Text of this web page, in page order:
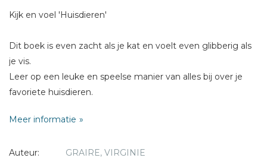
Kijk en voel 'Huisdieren'
Dit boek is even zacht als je kat en voelt even glibberig als
je vis.
Leer op een leuke en speelse manier van alles bij over je
favoriete huisdieren.
Meer informatie
Auteur:
GRAIRE, VIRGINIE
Titel *
Bericht *